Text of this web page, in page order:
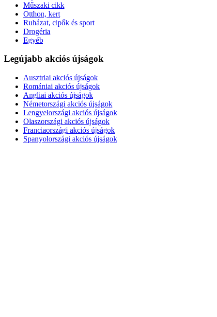
Műszaki cikk
Otthon, kert
Ruházat, cipők és sport
Drogéria
Egyéb
Legújabb akciós újságok
Ausztriai akciós újságok
Romániai akciós újságok
Angliai akciós újságok
Németországi akciós újságok
Lengyelországi akciós újságok
Olaszországi akciós újságok
Franciaországi akciós újságok
Spanyolországi akciós újságok